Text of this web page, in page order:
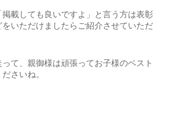
載しても良いですよ」と言う方は表彰
いただけましたらご紹介させていただ
て、親御様は頑張ってお子様のベスト
さいね。